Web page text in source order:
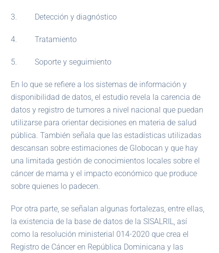
3. Detección y diagnóstico
4. Tratamiento
5. Soporte y seguimiento
En lo que se refiere a los sistemas de información y
disponibilidad de datos, el estudio revela la carencia de
datos y registro de tumores a nivel nacional que puedan
utilizarse para orientar decisiones en materia de salud
pública. También señala que las estadísticas utilizadas
descansan sobre estimaciones de Globocan y que hay
una limitada gestión de conocimientos locales sobre el
cáncer de mama y el impacto económico que produce
sobre quienes lo padecen.
Por otra parte, se señalan algunas fortalezas, entre ellas,
la existencia de la base de datos de la SISALRIL, así
como la resolución ministerial 014-2020 que crea el
Registro de Cáncer en República Dominicana y las